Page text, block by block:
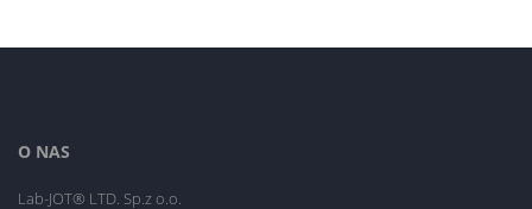
O NAS
Lab-JOT® LTD. Sp.z o.o.